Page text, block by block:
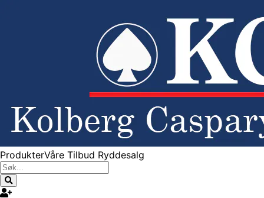
ProdukterVåre Tilbud Ryddesalg